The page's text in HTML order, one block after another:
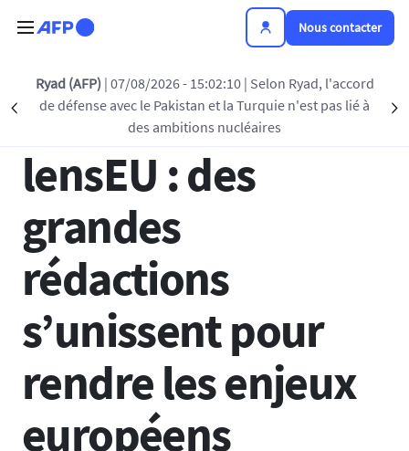
Nous contacter
Précédent
Ryad (AFP) | 07/08/2026 - 15:02:10 | Selon Ryad, l'accord
de défense avec le Pakistan et la Turquie n'est pas lié à
des ambitions nucléaires
Retour à la liste
09 JUIN 2026 - 14:00
lensEU : des
grandes
rédactions
s’unissent pour
rendre les enjeux
européens